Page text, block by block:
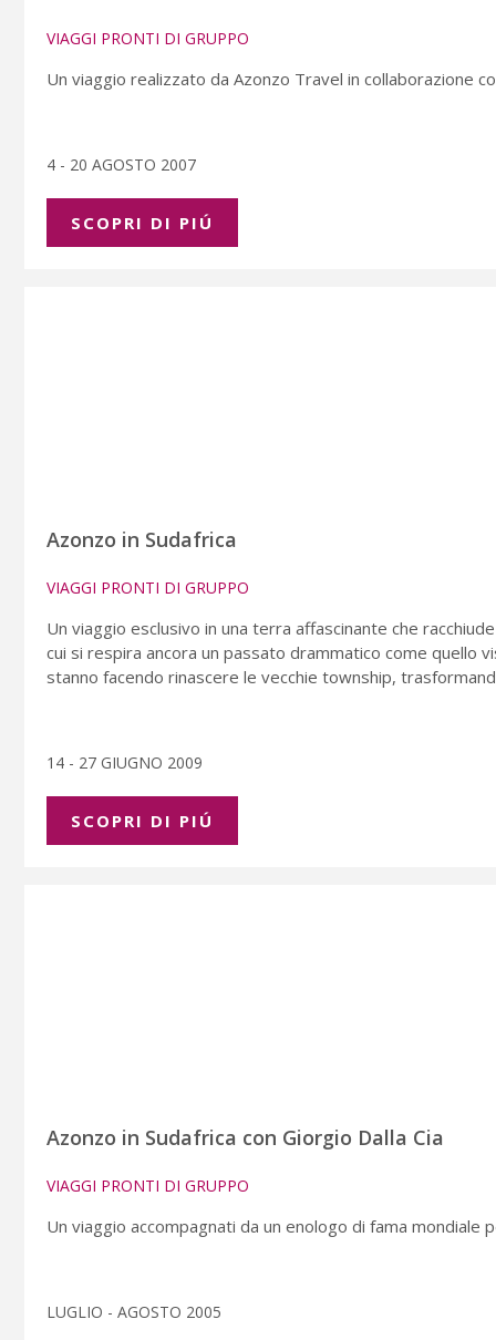
VIAGGI PRONTI DI GRUPPO
Un viaggio realizzato da Azonzo Travel in collaborazione
4 - 20 AGOSTO 2007
SCOPRI DI PIÚ
Azonzo in Sudafrica
VIAGGI PRONTI DI GRUPPO
Un viaggio esclusivo in una terra affascinante che
cui si respira ancora un passato drammatico come quello
stanno facendo rinascere le vecchie township,
14 - 27 GIUGNO 2009
SCOPRI DI PIÚ
Azonzo in Sudafrica con Giorgio Dalla Cia
VIAGGI PRONTI DI GRUPPO
Un viaggio accompagnati da un enologo di fama
LUGLIO - AGOSTO 2005